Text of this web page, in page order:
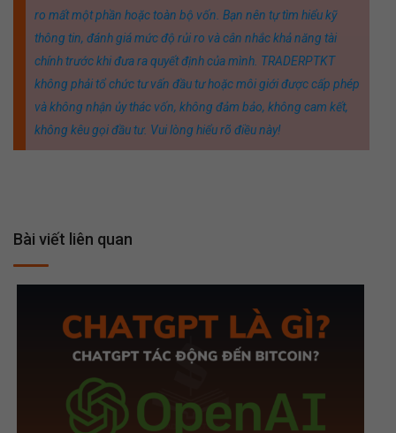
ro mất một phần hoặc toàn bộ vốn. Bạn nên tự tìm hiểu kỹ
thông tin, đánh giá mức độ rủi ro và cân nhắc khả năng tài
chính trước khi đưa ra quyết định của mình. TRADERPTKT
không phải tổ chức tư vấn đầu tư hoặc môi giới được cấp phép
và không nhận ủy thác vốn, không đảm bảo, không cam kết,
không kêu gọi đầu tư. Vui lòng hiểu rõ điều này!
Bài viết liên quan